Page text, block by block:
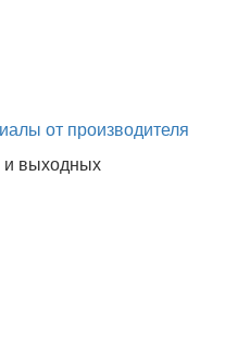
от производителя
и выходных